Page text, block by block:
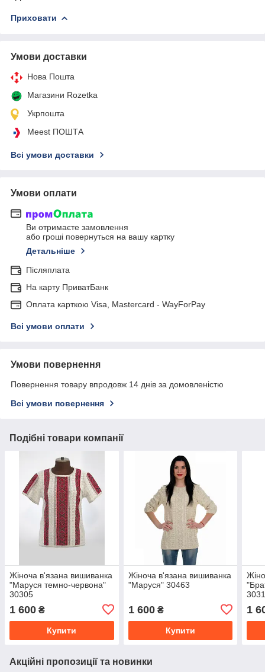
Приховати
Умови доставки
Нова Пошта
Магазини Rozetka
Укрпошта
Meest ПОШТА
Всі умови доставки
Умови оплати
Ви отримаєте замовлення
або гроші повернуться на вашу картку
Детальніше
Післяплата
На карту ПриватБанк
Оплата карткою Visa, Mastercard - WayForPay
Всі умови оплати
Умови повернення
Повернення товару впродовж 14 днів за домовленістю
Всі умови повернення
Подібні товари компанії
Жіноча в'язана вишиванка
"Маруся темно-червона"
30305
1 600 ₴
Купити
Жіноча в'язана вишиванка
"Маруся" 30463
1 600₴
Купити
1
Акційні пропозиції та новинки